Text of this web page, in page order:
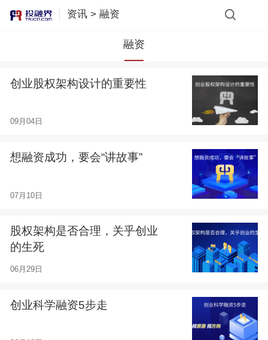
资讯> 融资
融资
创业股权架构设计的重要性
09月04日
想融资成功，要会“讲故事”
07月10日
股权架构是否合理，关乎创业
的生死
06月29日
创业科学融资5步走